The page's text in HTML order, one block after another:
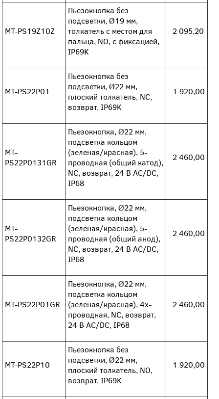
MT-PS19Z10Z
Пьезокнопка без
подсветки, Ø19 мм,
толкатель с местом для
пальца, NO, с фиксацией,
IP69K
2 095,20
MT-PS22P01
Пьезокнопка без
подсветки, Ø22 мм,
плоский толкатель, NC,
возврат, IP69K
1 920,00
MT-
PS22P0131GR
Пьезокнопка, Ø22 мм,
подсветка кольцом
(зеленая/красная), 5-
проводная (общий катод),
NC, возврат, 24 В AC/DC,
IP68
2 460,00
MT-
PS22P0132GR
Пьезокнопка, Ø22 мм,
подсветка кольцом
(зеленая/красная), 5-
проводная (общий анод),
NC, возврат, 24 В AC/DC,
IP68
2 460,00
MT-PS22P01GR
Пьезокнопка, Ø22 мм,
подсветка кольцом
(зеленая/красная), 4х-
проводная, NC, возврат,
24 В AC/DC, IP68
2 460,00
MT-PS22P10
Пьезокнопка без
подсветки, Ø22 мм,
плоский толкатель, NO,
возврат, IP69K
1 920,00